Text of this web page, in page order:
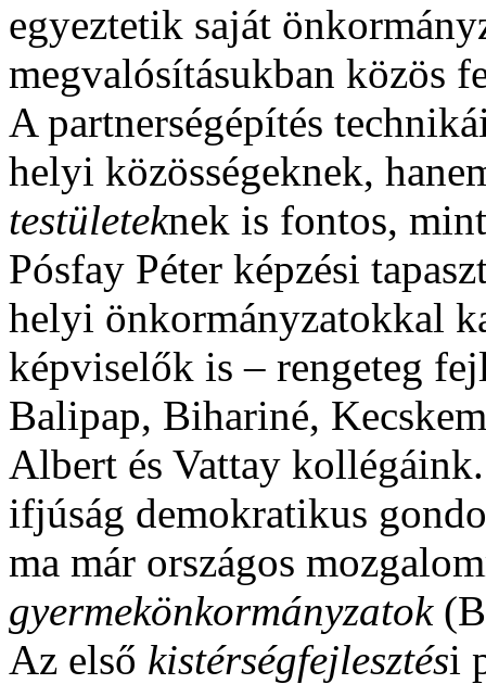
egyeztetik saját
megvalósításukban közös
A partnerségépítés
helyi közösségeknek,
testületeknek is fontos,
Pósfay Péter képzési
helyi önkormányzatokkal
képviselők is – rengeteg
Balipap, Bihariné,
Albert és Vattay
ifjúság demokratikus
ma már országos
gyermekönkormányzatok
Az első kistérségfejlesztési